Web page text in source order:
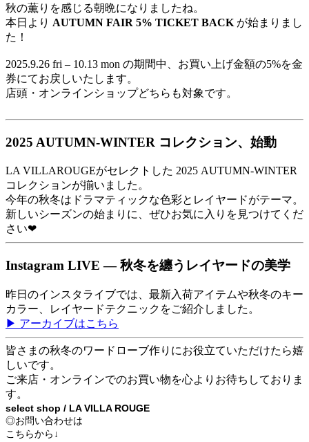
秋の薫りを感じる朝晩になりましたね。
本日より AUTUMN FAIR 5% TICKET BACK が始まりまし
た！
2025.9.26 fri – 10.13 mon の期間中、お買い上げ金額の5%を金
券にてお戻しいたします。
店頭・オンラインショップどちらも対象です。
2025 AUTUMN-WINTER コレクション、始動
LA VILLAROUGEがセレクトした 2025 AUTUMN-WINTER
コレクションが揃いました。
今年の秋冬はドラマティックな色彩とレイヤードがテーマ。
新しいシーズンの始まりに、ぜひお気に入りを見つけてくだ
さい❤︎
Instagram LIVE — 秋冬を纏うレイヤードの美学
昨日のインスタライブでは、最新入荷アイテムや秋冬のキー
カラー、レイヤードテクニックをご紹介しました。
▶ アーカイブはこちら
皆さまの秋冬のワードローブ作りにお役立ていただけたら嬉
しいです。
ご来店・オンラインでのお買い物を心よりお待ちしておりま
す。
select shop / LA VILLA ROUGE
◎お問い合わせは
こちらから↓